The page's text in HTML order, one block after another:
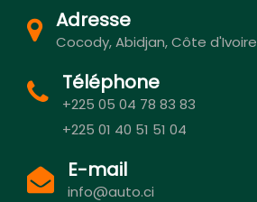
Adresse
Cocody, Abidjan, Côte d'Ivoire
Téléphone
+225 05 04 78 83 83
+225 01 40 51 51 04
E-mail
info@auto.ci